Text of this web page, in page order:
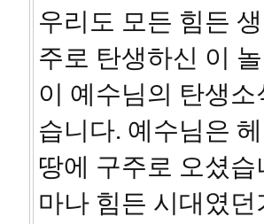
우리도 모든 힘든
주로 탄생하신 이
이 예수님의 탄생
습니다. 예수님은
땅에 구주로 오셨습
마나 힘든 시대였